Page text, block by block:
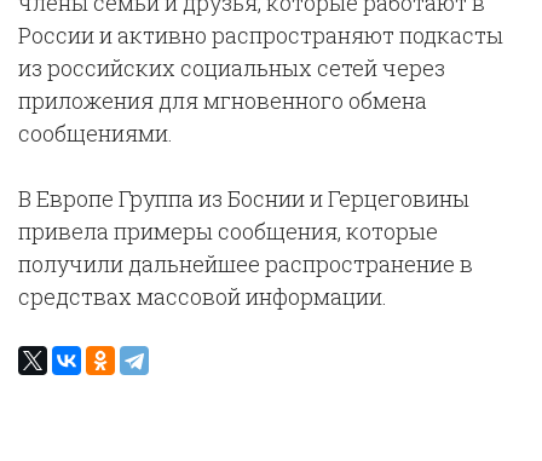
России и активно распространяют подкасты
из российских социальных сетей через
приложения для мгновенного обмена
сообщениями.
В Европе Группа из Боснии и Герцеговины
привела примеры сообщения, которые
получили дальнейшее распространение в
средствах массовой информации.